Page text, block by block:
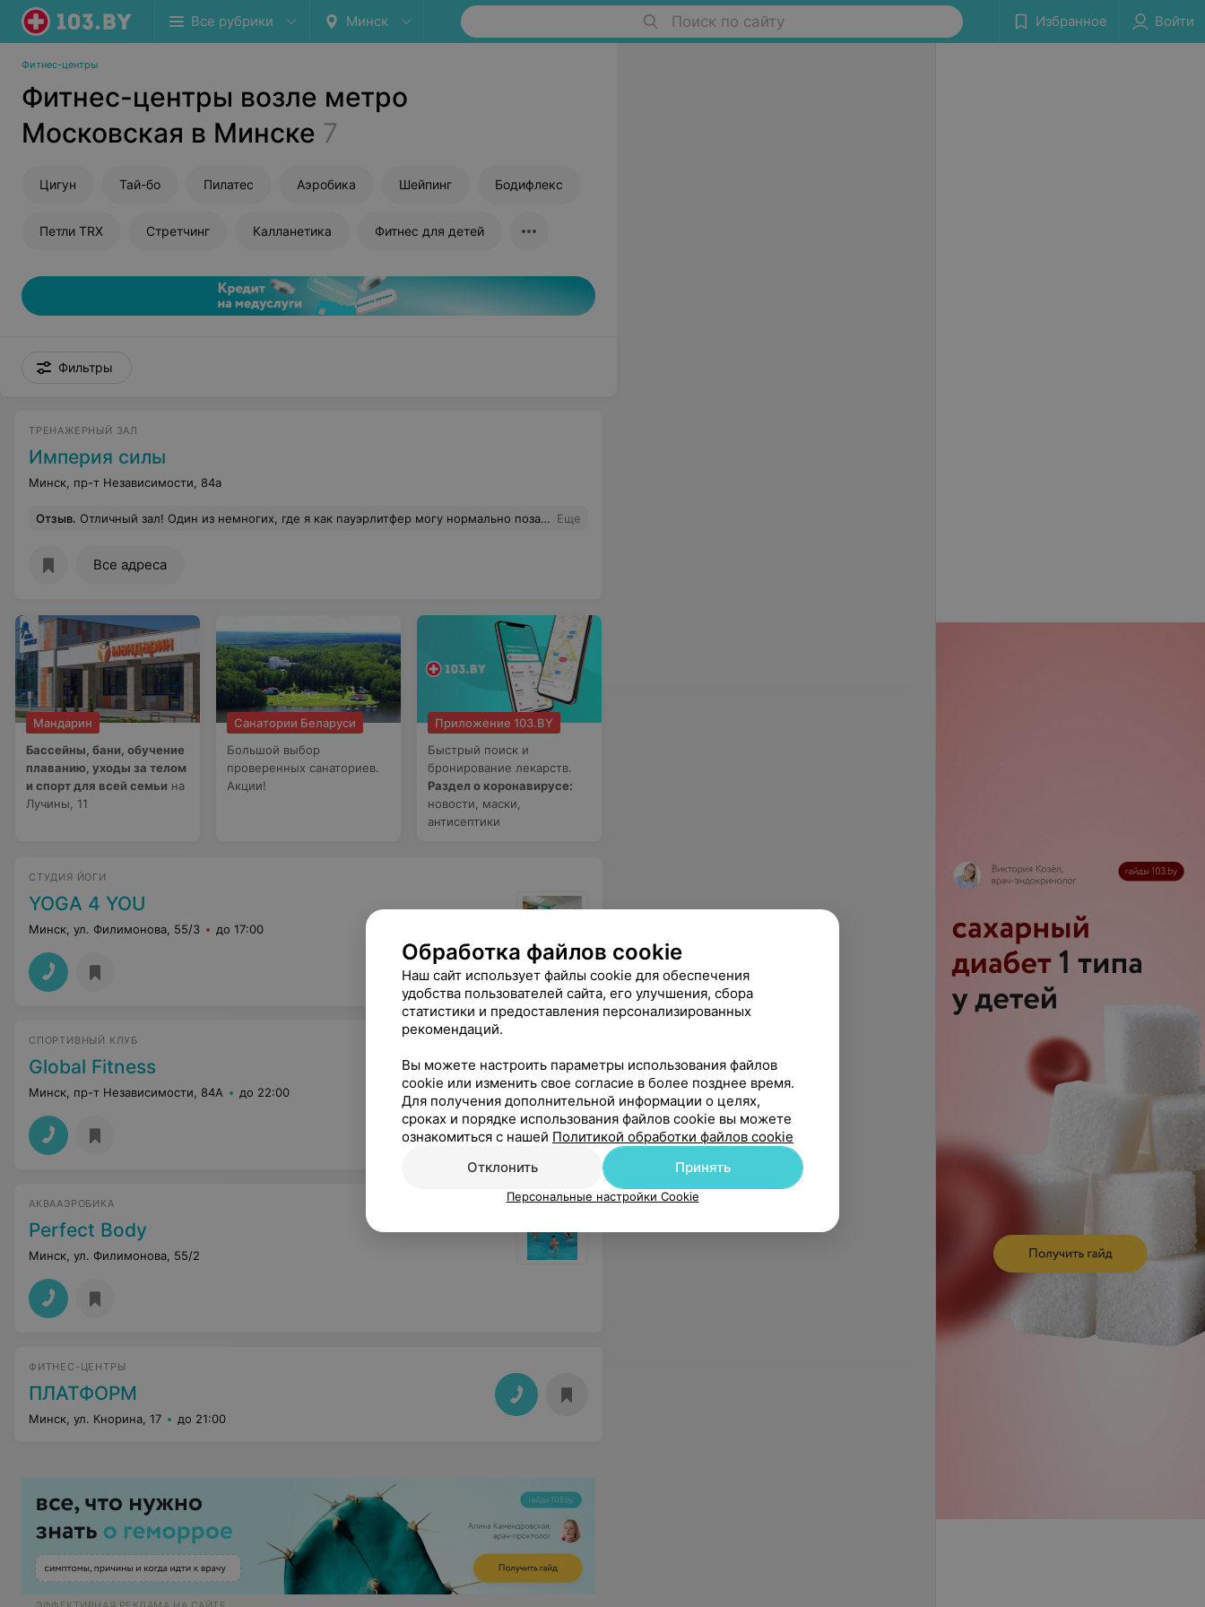
Все рубрики Минск Поиск по сайту Избранное Войти
Фитнес-центры
Фитнес-центры возле метро
Московская в Минске 7
Цигун Тай-бо Пилатес Аэробика Шейпинг Бодифлекс
Петли TRX Стретчинг Калланетика Фитнес для детей
Фильтры
ТРЕНАЖЕРНЫЙ ЗАЛ
Империя силы
Минск, пр-т Независимости, 84а
Отзыв. Отличный зал! Один из немногих, где я как пауэрлитфер могу нормально позаниматься: отличные жимовые скамейки, хорошая рама на присед, есть резина и плинты, для тяги, хорошие грифы, большой гантельный ряд. В целом - много хороших тренажеров, почти все необходимое для фитнеса и билдинга в том числе. Единственный, по мне, минус - время работы: с 8 по будним и хотя бы до 8 вечера в выходные было бы просто супер, а так приходится иногда отдать предпочтение другим залам. Еще
Все адреса
Мандарин
Бассейны, бани, обучение
плаванию, уходы за телом
и спорт для всей семьи на
Лучины, 11
Санатории Беларуси
Большой выбор
проверенных санаториев.
Акции!
Приложение 103.BY
Быстрый поиск и
бронирование лекарств.
Раздел о коронавирусе:
новости, маски,
антисептики
СТУДИЯ ЙОГИ
YOGA 4 YOU
Минск, ул. Филимонова, 55/3 до 17:00
СПОРТИВНЫЙ КЛУБ
Global Fitness
Минск, пр-т Независимости, 84А до 22:00
АКВААЭРОБИКА
Perfect Body
Минск, ул. Филимонова, 55/2
ФИТНЕС-ЦЕНТРЫ
ПЛАТФОРМ
Минск, ул. Кнорина, 17 до 21:00
Обработка файлов cookie
Наш сайт использует файлы cookie для обеспечения
удобства пользователей сайта, его улучшения, сбора
статистики и предоставления персонализированных
рекомендаций.
Вы можете настроить параметры использования файлов
cookie или изменить свое согласие в более позднее время.
Для получения дополнительной информации о целях,
сроках и порядке использования файлов cookie вы можете
ознакомиться с нашей Политикой обработки файлов cookie
Отклонить
Принять
Персональные настройки Cookie